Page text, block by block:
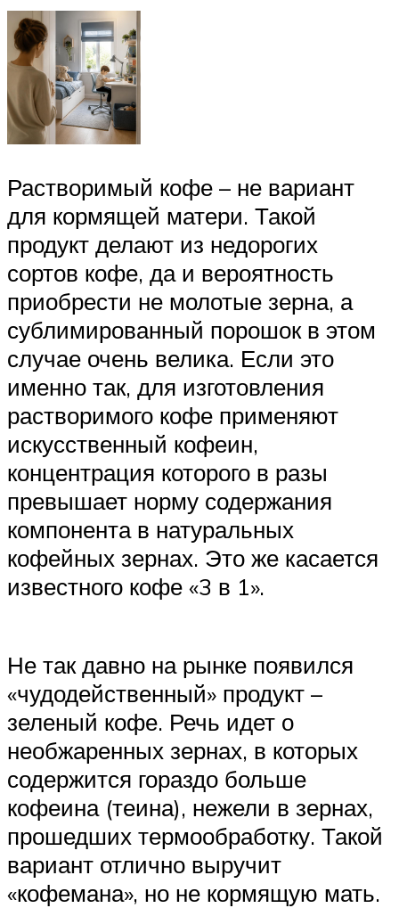
Растворимый кофе – не вариант
для кормящей матери. Такой
продукт делают из недорогих
сортов кофе, да и вероятность
приобрести не молотые зерна, а
сублимированный порошок в этом
случае очень велика. Если это
именно так, для изготовления
растворимого кофе применяют
искусственный кофеин,
концентрация которого в разы
превышает норму содержания
компонента в натуральных
кофейных зернах. Это же касается
известного кофе «3 в 1».
Не так давно на рынке появился
«чудодейственный» продукт –
зеленый кофе. Речь идет о
необжаренных зернах, в которых
содержится гораздо больше
кофеина (теина), нежели в зернах,
прошедших термообработку. Такой
вариант отлично выручит
«кофемана», но не кормящую мать.